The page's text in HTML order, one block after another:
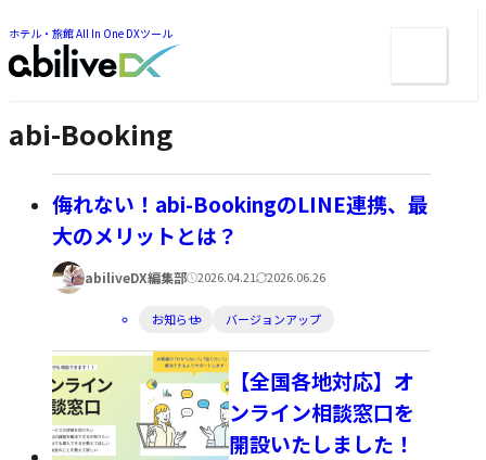
ホテル・旅館 All In One DXツール
ま
で
ジ
プ
で
ジ
ャ
ュ
abi-Booking
侮れない！abi-BookingのLINE連携、最
大のメリットとは？
著
者:
abiliveDX編集部公
開
日:
2026.04.21更
新
日:
2026.06.26
テ
ゴ
リ
ー:
お知らせ バージョンアップ
【全国各地対応】オ
ンライン相談窓口を
開設いたしました！